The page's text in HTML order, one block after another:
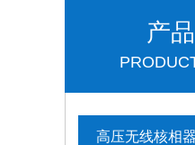
产
高压无线核相器